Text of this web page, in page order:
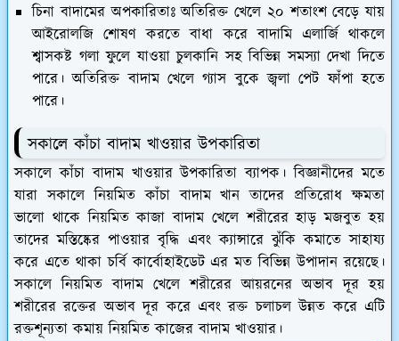
চিনা বাদামের অপকারিতাঃ অতিরিক্ত খেলে ২০ শতাংশ বেড়ে যায়
আইরোলজি শোষণ করতে বাধা করে বাদামি এলার্জি থাকলে
শ্বাসকষ্ট গলা ফুলে যাওয়া চুলকানি সহ বিভিন্ন সমস্যা দেখা দিতে
পারে। অতিরিক্ত বাদাম খেলে গ্যাস বুকে জ্বলা পেট ফাঁপা হতে
পারে।
সকালে কাঁচা বাদাম খাওয়ার উপকারিতা
সকালে কাঁচা বাদাম খাওয়ার উপকারিতা ব্যাপক। বিজ্ঞানীদের মতে
যারা সকালে নিয়মিত কাঁচা বাদাম খান তাদের প্রতিরোধ ক্ষমতা
ভালো থাকে নিয়মিত কাজা বাদাম খেলে শরীরের হাড় মজবুত হয়
তাদের মস্তিষ্কের পাওয়ার বৃদ্ধি এবং ক্যান্সারে ঝুঁকি কমাতে সাহায্য
করে এতে থাকা চর্বি কার্বোহাইডেট এর মত বিভিন্ন উপাদান রয়েছে।
সকালে নিয়মিত বাদাম খেলে শরীরের আয়রনের অভাব দূর হয়
শরীরের রক্তের অভাব দূর করে এবং রক্ত চলাচল উন্নত করে এটি
রক্তশূন্যতা কমায় নিয়মিত কাজের বাদাম খাওয়ার।